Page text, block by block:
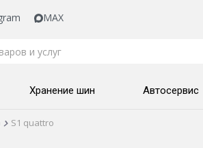
MAX
Хранение шин Автосервис
S1 quattro